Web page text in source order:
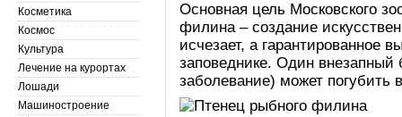
Основная цель Московского
филина – создание
исчезает, а гарантированное
заповеднике. Один
заболевание) может погубить
Косметика
Космос
Культура
Лечение на курортах
Лошади
Машиностроение